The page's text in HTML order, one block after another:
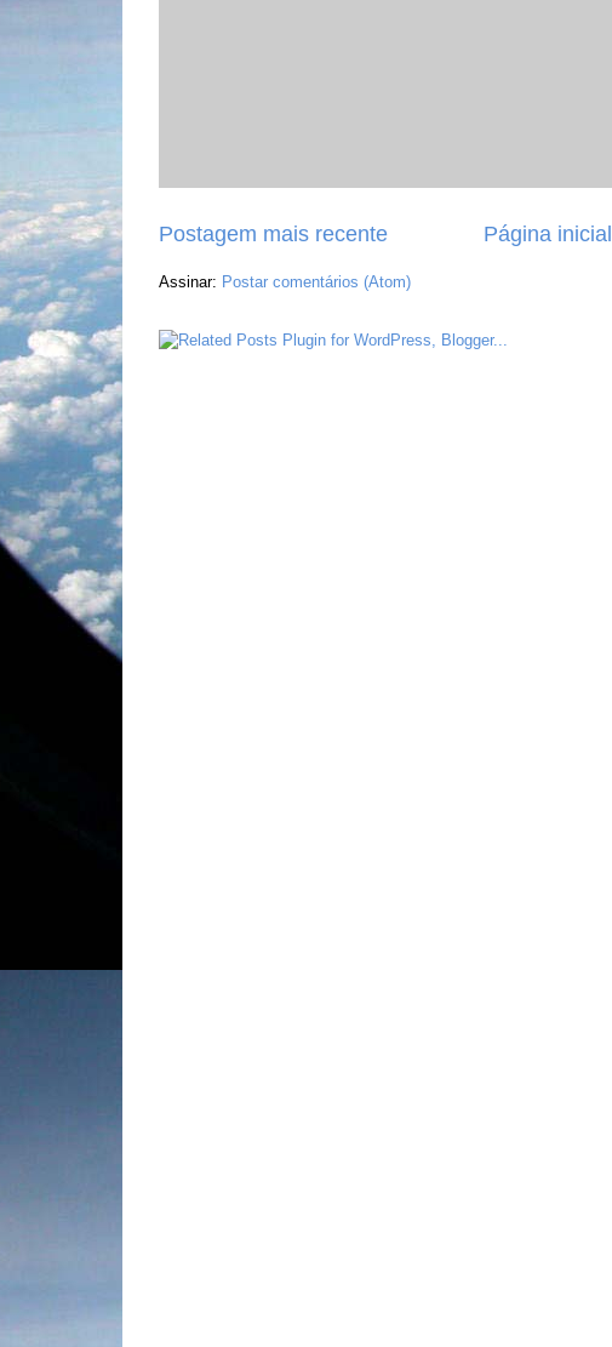
Postagem mais recente Página inicial
Assinar: Postar comentários (Atom)